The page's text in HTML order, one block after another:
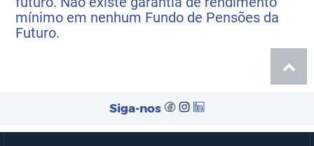
mínimo em nenhum Fundo de Pensões da
Futuro.
Siga-nos